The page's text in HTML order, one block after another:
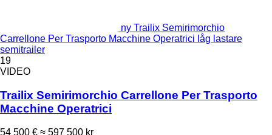
ny Trailix Semirimorchio
Carrellone Per Trasporto Macchine Operatrici låg lastare
semitrailer
19
VIDEO
Trailix Semirimorchio Carrellone Per Trasporto
Macchine Operatrici
54 500 € ≈ 597 500 kr